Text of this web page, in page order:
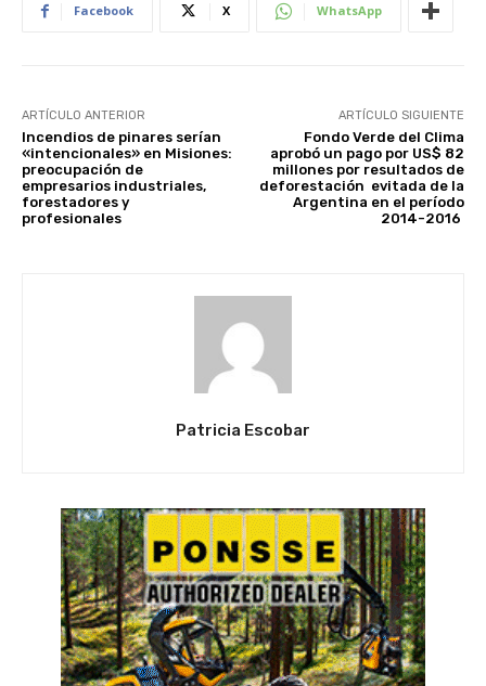
Facebook X WhatsApp
ARTÍCULO ANTERIOR
Incendios de pinares serían
«intencionales» en Misiones:
preocupación de
empresarios industriales,
forestadores y
profesionales
ARTÍCULO SIGUIENTE
Fondo Verde del Clima
aprobó un pago por US$ 82
millones por resultados de
deforestación evitada de la
Argentina en el período
2014-2016
Patricia Escobar